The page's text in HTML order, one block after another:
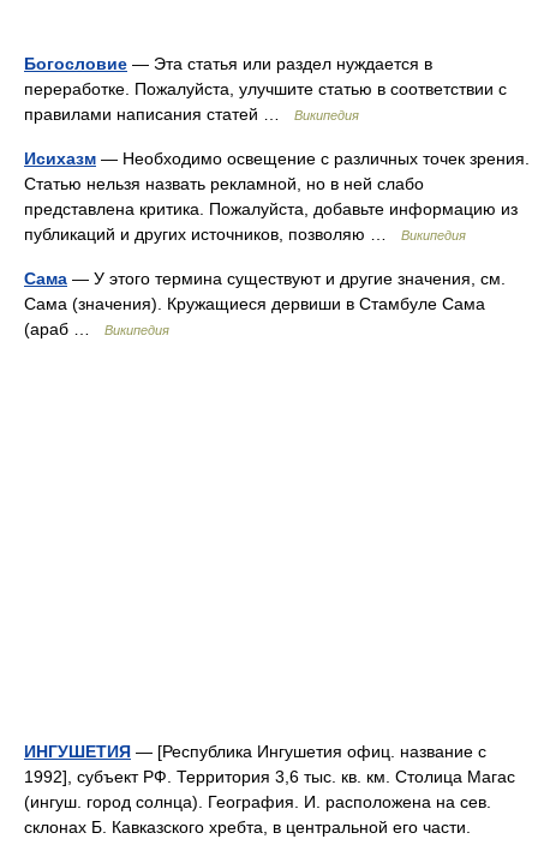
Богословие — Эта статья или раздел нуждается в
переработке. Пожалуйста, улучшите статью в соответствии с
правилами написания статей …
Википедия
Исихазм — Необходимо освещение с различных точек зрения.
Статью нельзя назвать рекламной, но в ней слабо
представлена критика. Пожалуйста, добавьте информацию из
публикаций и других источников, позволяю …
Википедия
Сама — У этого термина существуют и другие значения, см.
Сама (значения). Кружащиеся дервиши в Стамбуле Сама
(араб …
Википедия
ИНГУШЕТИЯ — [Республика Ингушетия офиц. название с
1992], субъект РФ. Территория 3,6 тыс. кв. км. Столица Магас
(ингуш. город солнца). География. И. расположена на сев.
склонах Б. Кавказского хребта, в центральной его части.